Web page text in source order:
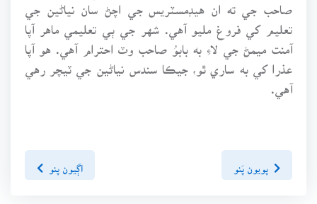
صاحب جي ته ان هيڊمسٽريس جي اچڻ سان نياڻين جي
تعليم کي فروغ مليو آهي. شهر جي ٻي تعليمي ماهر آپا
آمنت ميمڻ جي لاءِ به بابوُ صاحب وٽ احترام آهي. هو آپا
عذرا کي به ساري ٿو، جيڪا سندس نياڻين جي ٽيچر رهي
آهي.
پويون پَنو اڳيون پنو